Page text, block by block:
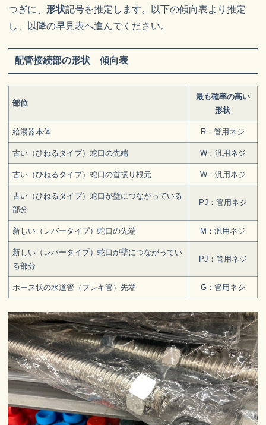
つぎに、 形状記号を推定します。以下の傾向表より推定
し、以降の早見表へ進んでください。
配管接続部の形状 傾向表
部位
最も確率の高い
形状
給湯器本体 R：管用ネジ
古い（ひねるタイプ）蛇口の先端 W：汎用ネジ
古い（ひねるタイプ）蛇口の首振り根元 W：汎用ネジ
古い（ひねるタイプ）蛇口が壁につながっている
部分
PJ：管用ネジ
新しい（レバータイプ）蛇口の先端 M：汎用ネジ
新しい（レバータイプ）蛇口が壁につながってい
る部分
PJ：管用ネジ
ホース状の水道管（フレキ管）先端 G：管用ネジ